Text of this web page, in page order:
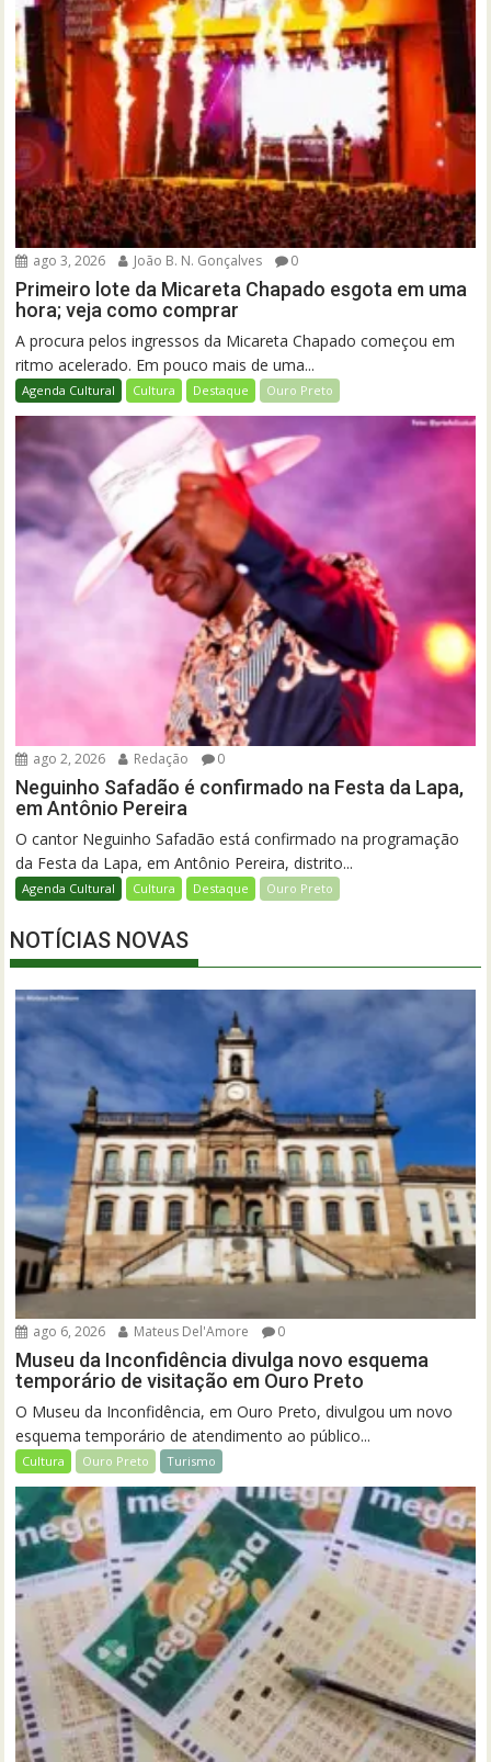
ago 3, 2026 João B. N. Gonçalves 0
Primeiro lote da Micareta Chapado esgota em uma
hora; veja como comprar
A procura pelos ingressos da Micareta Chapado começou em
ritmo acelerado. Em pouco mais de uma...
Agenda Cultural Cultura Destaque Ouro Preto
ago 2, 2026 Redação 0
Neguinho Safadão é confirmado na Festa da Lapa,
em Antônio Pereira
O cantor Neguinho Safadão está confirmado na programação
da Festa da Lapa, em Antônio Pereira, distrito...
Agenda Cultural Cultura Destaque Ouro Preto
NOTÍCIAS NOVAS
ago 6, 2026 Mateus Del'Amore 0
Museu da Inconfidência divulga novo esquema
temporário de visitação em Ouro Preto
O Museu da Inconfidência, em Ouro Preto, divulgou um novo
esquema temporário de atendimento ao público...
Cultura Ouro Preto Turismo